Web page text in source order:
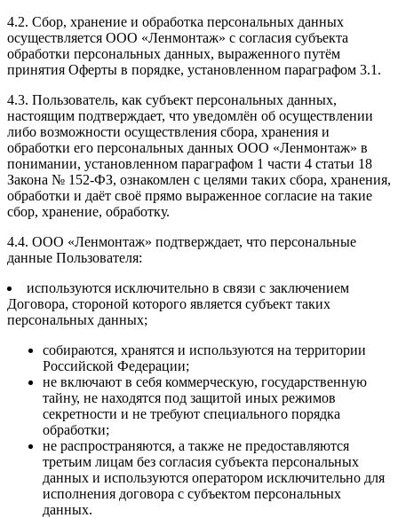
4.2. Сбор, хранение и обработка персональных данных
осуществляется ООО «Ленмонтаж» с согласия субъекта
обработки персональных данных, выраженного путём
принятия Оферты в порядке, установленном параграфом 3.1.
4.3. Пользователь, как субъект персональных данных,
настоящим подтверждает, что уведомлён об осуществлении
либо возможности осуществления сбора, хранения и
обработки его персональных данных ООО «Ленмонтаж» в
понимании, установленном параграфом 1 части 4 статьи 18
Закона № 152-ФЗ, ознакомлен с целями таких сбора, хранения,
обработки и даёт своё прямо выраженное согласие на такие
сбор, хранение, обработку.
4.4. ООО «Ленмонтаж» подтверждает, что персональные
данные Пользователя:
используются исключительно в связи с заключением
Договора, стороной которого является субъект таких
персональных данных;
собираются, хранятся и используются на территории
Российской Федерации;
не включают в себя коммерческую, государственную
тайну, не находятся под защитой иных режимов
секретности и не требуют специального порядка
обработки;
не распространяются, а также не предоставляются
третьим лицам без согласия субъекта персональных
данных и используются оператором исключительно для
исполнения договора с субъектом персональных
данных.